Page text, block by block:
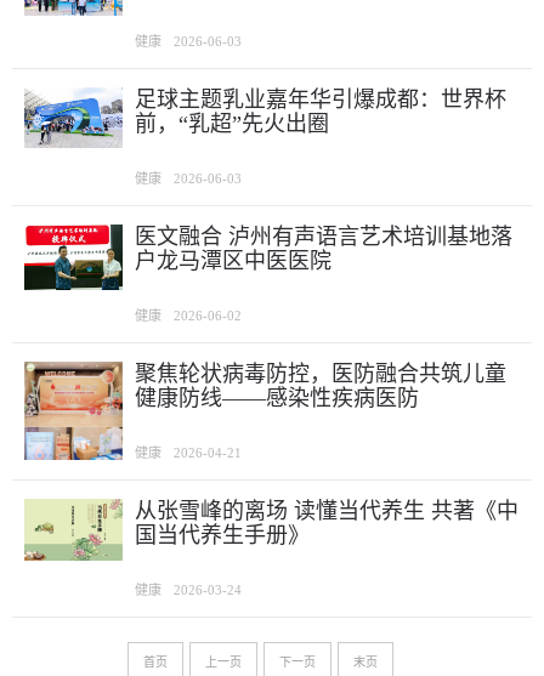
健康 2026-06-03
足球主题乳业嘉年华引爆成都：世界杯
前，“乳超”先火出圈
健康 2026-06-03
医文融合 泸州有声语言艺术培训基地落
户龙马潭区中医医院
健康 2026-06-02
聚焦轮状病毒防控，医防融合共筑儿童
健康防线——感染性疾病医防
健康 2026-04-21
从张雪峰的离场 读懂当代养生 共著《中
国当代养生手册》
健康 2026-03-24
首页 上一页 下一页 末页